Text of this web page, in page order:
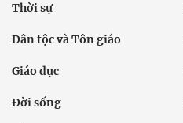
Thời sự
Dân tộc và Tôn giáo
Giáo dục
Đời sống